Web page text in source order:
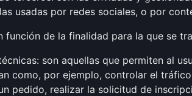
usadas por redes sociales, o por
función de la finalidad para la que se
son aquellas que permiten al
como, por ejemplo, controlar el
pedido, realizar la solicitud de